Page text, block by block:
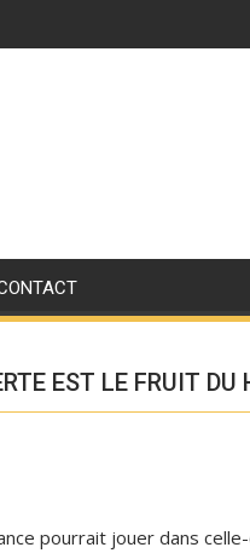
EST LE FRUIT DU
pourrait jouer dans